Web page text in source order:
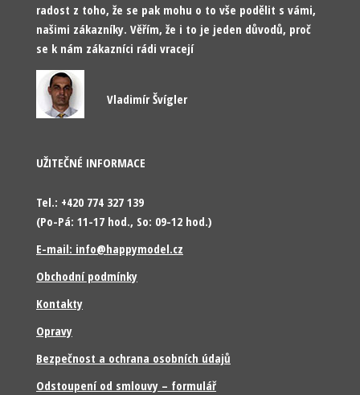
radost z toho, že se pak mohu o to vše podělit s vámi,
našimi zákazníky. Věřím, že i to je jeden důvodů, proč
se k nám zákazníci rádi vracejí
Vladimír Švígler
UŽITEČNÉ INFORMACE
Tel.: +420 774 327 139
(Po-Pá: 11-17 hod., So: 09-12 hod.)
E-mail: info@happymodel.cz
Obchodní podmínky
Kontakty
Opravy
Bezpečnost a ochrana osobních údajů
Odstoupení od smlouvy – formulář